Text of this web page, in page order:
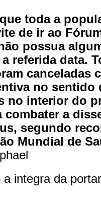
toda a
de ir ao
possua
referida data.
canceladas
no sentido
no interior do
combater a
segundo
Mundial de
a integra da